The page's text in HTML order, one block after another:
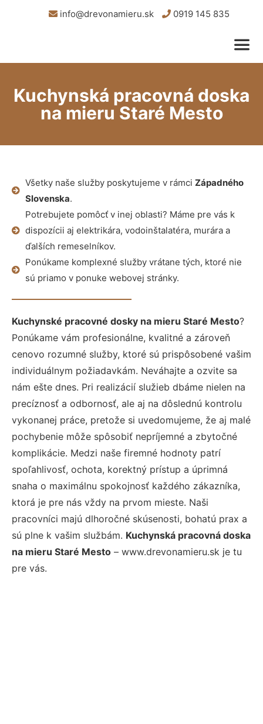
info@drevonamieru.sk 0919 145 835
Kuchynská pracovná doska
na mieru Staré Mesto
Všetky naše služby poskytujeme v rámci Západného
Slovenska.
Potrebujete pomôcť v inej oblasti? Máme pre vás k
dispozícii aj elektrikára, vodoinštalatéra, murára a
ďalších remeselníkov.
Ponúkame komplexné služby vrátane tých, ktoré nie
sú priamo v ponuke webovej stránky.
Kuchynské pracovné dosky na mieru Staré Mesto?
Ponúkame vám profesionálne, kvalitné a zároveň
cenovo rozumné služby, ktoré sú prispôsobené vašim
individuálnym požiadavkám. Neváhajte a ozvite sa
nám ešte dnes. Pri realizácií služieb dbáme nielen na
precíznosť a odbornosť, ale aj na dôslednú kontrolu
vykonanej práce, pretože si uvedomujeme, že aj malé
pochybenie môže spôsobiť nepríjemné a zbytočné
komplikácie. Medzi naše firemné hodnoty patrí
spoľahlivosť, ochota, korektný prístup a úprimná
snaha o maximálnu spokojnosť každého zákazníka,
ktorá je pre nás vždy na prvom mieste. Naši
pracovníci majú dlhoročné skúsenosti, bohatú prax a
sú plne k vašim službám. Kuchynská pracovná doska
na mieru Staré Mesto – www.drevonamieru.sk je tu
pre vás.